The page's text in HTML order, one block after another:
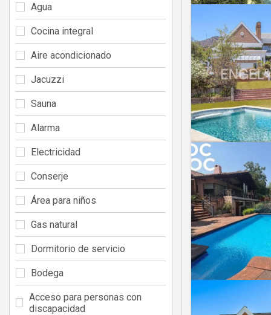
Agua
Cocina integral
Aire acondicionado
Jacuzzi
Sauna
Alarma
Electricidad
Conserje
Área para niños
Gas natural
Dormitorio de servicio
Bodega
Acceso para personas con
discapacidad